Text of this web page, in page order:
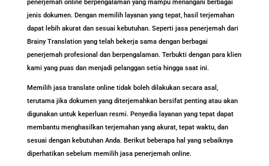
penerjemah online berpengalaman yang mampu menangani berbagai
jenis dokumen. Dengan memilih layanan yang tepat, hasil terjemahan
dapat lebih akurat dan sesuai kebutuhan. Seperti jasa penerjemah dari
Brainy Translation yang telah bekerja sama dengan berbagai
penerjemah profesional dan berpengalaman. Terbukti dengan para klien
kami yang puas dan menjadi pelanggan setia hingga saat ini.
Memilih jasa translate online tidak boleh dilakukan secara asal,
terutama jika dokumen yang diterjemahkan bersifat penting atau akan
digunakan untuk keperluan resmi. Penyedia layanan yang tepat dapat
membantu menghasilkan terjemahan yang akurat, tepat waktu, dan
sesuai dengan kebutuhan Anda. Berikut beberapa hal yang sebaiknya
diperhatikan sebelum memilih jasa penerjemah online.